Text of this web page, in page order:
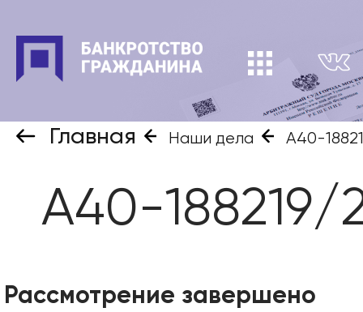
Главная Наши дела А40-
А40-188219/
Рассмотрение завершено